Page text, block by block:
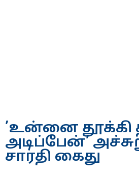
’உன்னை தூக்கி
அடிப்பேன்’
சாரதி கைது